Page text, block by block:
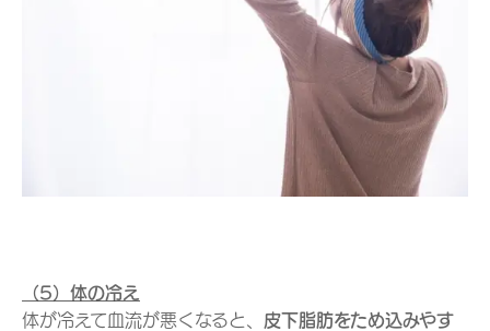
（5）体の冷え
体が冷えて血流が悪くなると、 皮下脂肪をため込みやす